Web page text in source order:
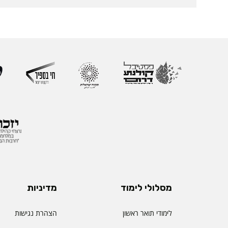
מסלולי לימוד
לימודי תואר ראשון
מדיניות
הצהרת נגישות